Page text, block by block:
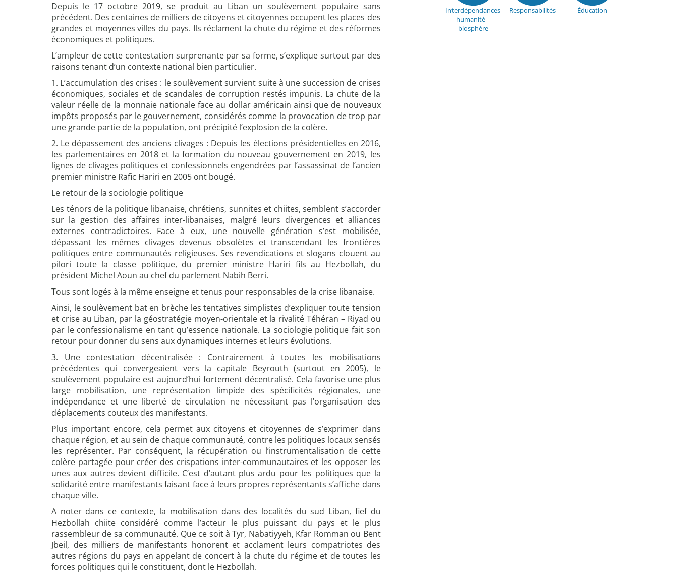
Depuis le 17 octobre 2019, se produit au Liban un soulèvement populaire sans
précédent. Des centaines de milliers de citoyens et citoyennes occupent les places des
grandes et moyennes villes du pays. Ils réclament la chute du régime et des réformes
économiques et politiques.
L’ampleur de cette contestation surprenante par sa forme, s’explique surtout par des
raisons tenant d’un contexte national bien particulier.
1. L’accumulation des crises : le soulèvement survient suite à une succession de crises
économiques, sociales et de scandales de corruption restés impunis. La chute de la
valeur réelle de la monnaie nationale face au dollar américain ainsi que de nouveaux
impôts proposés par le gouvernement, considérés comme la provocation de trop par
une grande partie de la population, ont précipité l’explosion de la colère.
2. Le dépassement des anciens clivages : Depuis les élections présidentielles en 2016,
les parlementaires en 2018 et la formation du nouveau gouvernement en 2019, les
lignes de clivages politiques et confessionnels engendrées par l’assassinat de l’ancien
premier ministre Rafic Hariri en 2005 ont bougé.
Le retour de la sociologie politique
Les ténors de la politique libanaise, chrétiens, sunnites et chiites, semblent s’accorder
sur la gestion des affaires inter-libanaises, malgré leurs divergences et alliances
externes contradictoires. Face à eux, une nouvelle génération s’est mobilisée,
dépassant les mêmes clivages devenus obsolètes et transcendant les frontières
politiques entre communautés religieuses. Ses revendications et slogans clouent au
pilori toute la classe politique, du premier ministre Hariri fils au Hezbollah, du
président Michel Aoun au chef du parlement Nabih Berri.
Tous sont logés à la même enseigne et tenus pour responsables de la crise libanaise.
Ainsi, le soulèvement bat en brèche les tentatives simplistes d’expliquer toute tension
et crise au Liban, par la géostratégie moyen-orientale et la rivalité Téhéran – Riyad ou
par le confessionalisme en tant qu’essence nationale. La sociologie politique fait son
retour pour donner du sens aux dynamiques internes et leurs évolutions.
3. Une contestation décentralisée : Contrairement à toutes les mobilisations
précédentes qui convergeaient vers la capitale Beyrouth (surtout en 2005), le
soulèvement populaire est aujourd’hui fortement décentralisé. Cela favorise une plus
large mobilisation, une représentation limpide des spécificités régionales, une
indépendance et une liberté de circulation ne nécessitant pas l’organisation des
déplacements couteux des manifestants.
Plus important encore, cela permet aux citoyens et citoyennes de s’exprimer dans
chaque région, et au sein de chaque communauté, contre les politiques locaux sensés
les représenter. Par conséquent, la récupération ou l’instrumentalisation de cette
colère partagée pour créer des crispations inter-communautaires et les opposer les
unes aux autres devient difficile. C’est d’autant plus ardu pour les politiques que la
solidarité entre manifestants faisant face à leurs propres représentants s’affiche dans
chaque ville.
A noter dans ce contexte, la mobilisation dans des localités du sud Liban, fief du
Hezbollah chiite considéré comme l’acteur le plus puissant du pays et le plus
rassembleur de sa communauté. Que ce soit à Tyr, Nabatiyyeh, Kfar Romman ou Bent
Jbeil, des milliers de manifestants honorent et acclament leurs compatriotes des
autres régions du pays en appelant de concert à la chute du régime et de toutes les
forces politiques qui le constituent, dont le Hezbollah.
Interdépendances
humanité –
biosphère
Responsabilités Éducation